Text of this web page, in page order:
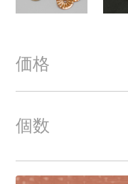
価格
個数